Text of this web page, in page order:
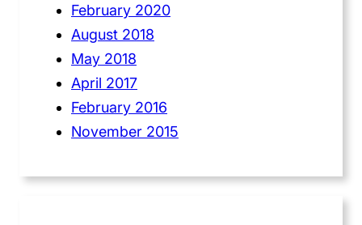
February 2020
August 2018
May 2018
April 2017
February 2016
November 2015